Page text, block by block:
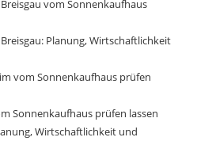
vom Sonnenkaufhaus
Planung, Wirtschaftlichkeit
vom Sonnenkaufhaus prüfen
Sonnenkaufhaus prüfen lassen
Wirtschaftlichkeit und